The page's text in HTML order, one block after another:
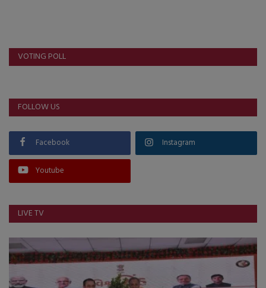
VOTING POLL
FOLLOW US
Facebook Instagram
Youtube
LIVE TV